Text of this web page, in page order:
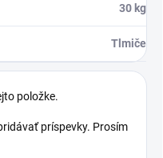
30 kg
Tlmiče
položke.
príspevky. Prosím